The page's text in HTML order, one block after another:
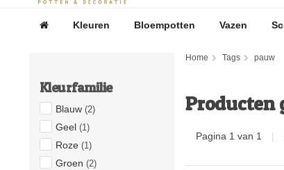
Kleuren Bloempotten Vazen
Kleurfamilie
Blauw (2)
Geel (1)
Roze (1)
Groen (2)
Home Tags pauw
Producten
Pagina 1 van 1 |